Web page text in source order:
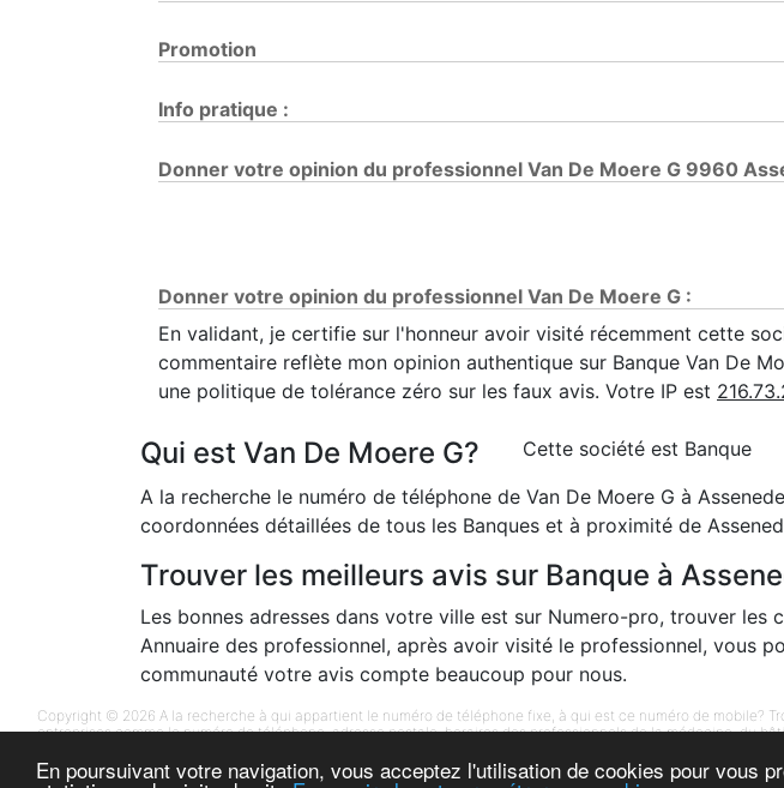
En poursuivant votre navigation, vous acceptez l'utilisation de cookies pour vous
Promotion
Info pratique :
Donner votre opinion du professionnel Van De Moere G 9960
Donner votre opinion du professionnel Van De Moere G :
En validant, je certifie sur l'honneur avoir visité récemment cette
commentaire reflète mon opinion authentique sur Banque Van De
une politique de tolérance zéro sur les faux avis. Votre IP est
Qui est Van De Moere G? Cette société est Banque
A la recherche le numéro de téléphone de Van De Moere G à
coordonnées détaillées de tous les Banques et à proximité de
Trouver les meilleurs avis sur Banque à
Les bonnes adresses dans votre ville est sur Numero-pro, trouver
Annuaire des professionnel, après avoir visité le professionnel, vous
communauté votre avis compte beaucoup pour nous.
Copyright © 2026 A la recherche à qui appartient le numéro de téléphone fixe, à qui est ce numéro de mobile?
entreprises comme le numéro de téléphone, adresse postale, horaires des professionnels de la médecine, du
Contact-Mentions légales-Annuaire téléphonique-Annuaire- Annuaire Suisse -Annuaire Belgique- Elenco